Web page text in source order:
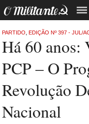
PARTIDO ,EDIÇÃO Nº 397 - JUL/
Há 60 anos:
PCP – O
Revolução
Nacional